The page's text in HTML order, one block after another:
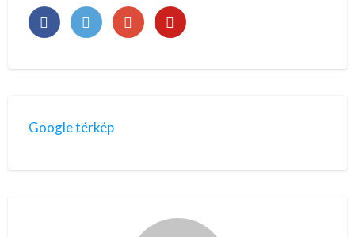
Google térkép